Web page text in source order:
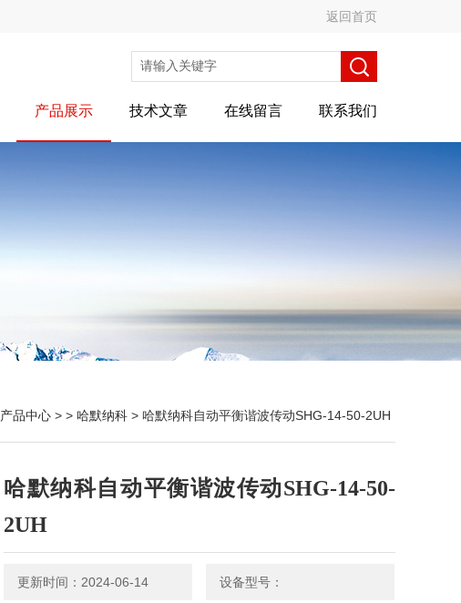
返回首页
产品展示 技术文章 在线留言 联系我们
产品中心 > > 哈默纳科 > 哈默纳科自动平衡谐波传动SHG-14-50-2UH
哈默纳科自动平衡谐波传动SHG-14-50-
2UH
更新时间：2024-06-14 设备型号：